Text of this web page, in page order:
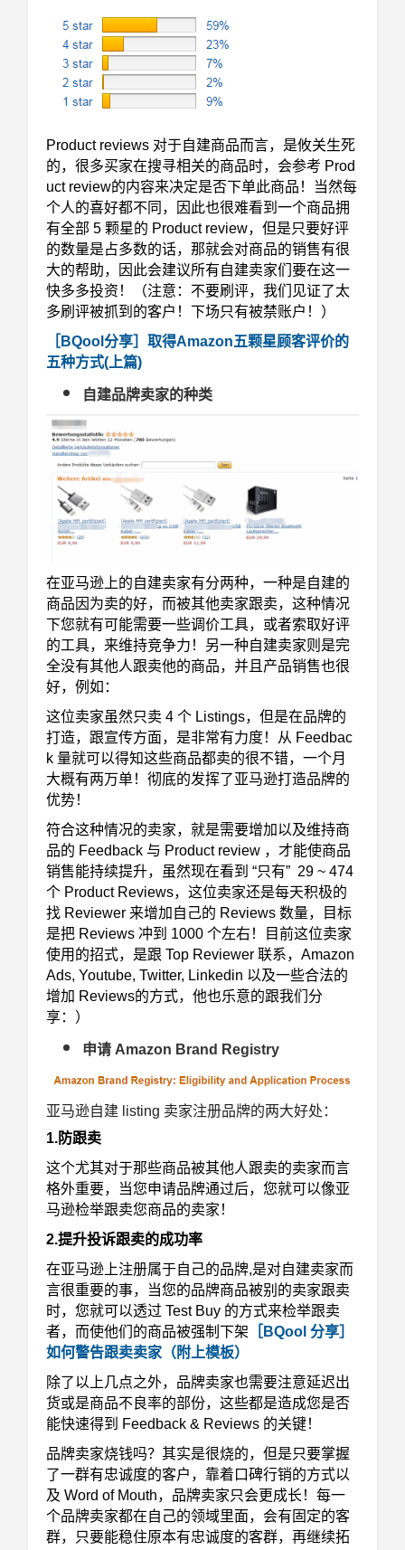
Product reviews 对于自建商品而言，是攸关生死
的，很多买家在搜寻相关的商品时，会参考 Prod
uct review的内容来决定是否下单此商品！当然每
个人的喜好都不同，因此也很难看到一个商品拥
有全部 5 颗星的 Product review，但是只要好评
的数量是占多数的话，那就会对商品的销售有很
大的帮助，因此会建议所有自建卖家们要在这一
快多多投资！（注意：不要刷评，我们见证了太
多刷评被抓到的客户！下场只有被禁账户！）
［BQool分享］取得Amazon五颗星顾客评价的
五种方式(上篇)
自建品牌卖家的种类
在亚马逊上的自建卖家有分两种，一种是自建的
商品因为卖的好，而被其他卖家跟卖，这种情况
下您就有可能需要一些调价工具，或者索取好评
的工具，来维持竞争力！另一种自建卖家则是完
全没有其他人跟卖他的商品，并且产品销售也很
好，例如：
这位卖家虽然只卖 4 个 Listings，但是在品牌的
打造，跟宣传方面，是非常有力度！从 Feedbac
k 量就可以得知这些商品都卖的很不错，一个月
大概有两万单！彻底的发挥了亚马逊打造品牌的
优势！
符合这种情况的卖家，就是需要增加以及维持商
品的 Feedback 与 Product review ，才能使商品
销售能持续提升，虽然现在看到 “只有” 29 ~ 474
个 Product Reviews，这位卖家还是每天积极的
找 Reviewer 来增加自己的 Reviews 数量，目标
是把 Reviews 冲到 1000 个左右！目前这位卖家
使用的招式，是跟 Top Reviewer 联系，Amazon
Ads, Youtube, Twitter, Linkedin 以及一些合法的
增加 Reviews的方式，他也乐意的跟我们分
享：）
申请 Amazon Brand Registry
亚马逊自建 listing 卖家注册品牌的两大好处：
1.防跟卖
这个尤其对于那些商品被其他人跟卖的卖家而言
格外重要，当您申请品牌通过后，您就可以像亚
马逊检举跟卖您商品的卖家！
2.提升投诉跟卖的成功率
在亚马逊上注册属于自己的品牌,是对自建卖家而
言很重要的事，当您的品牌商品被别的卖家跟卖
时，您就可以透过 Test Buy 的方式来检举跟卖
者，而使他们的商品被强制下架 ［BQool 分享］
如何警告跟卖卖家（附上模板）
除了以上几点之外，品牌卖家也需要注意延迟出
货或是商品不良率的部份，这些都是造成您是否
能快速得到 Feedback & Reviews 的关键！
品牌卖家烧钱吗？其实是很烧的，但是只要掌握
了一群有忠诚度的客户，靠着口碑行销的方式以
及 Word of Mouth，品牌卖家只会更成长！每一
个品牌卖家都在自己的领域里面，会有固定的客
群，只要能稳住原本有忠诚度的客群，再继续拓